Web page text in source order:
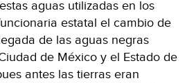
aguas utilizadas en los
estatal el cambio de
de las aguas negras
de México y el Estado de
antes las tierras eran